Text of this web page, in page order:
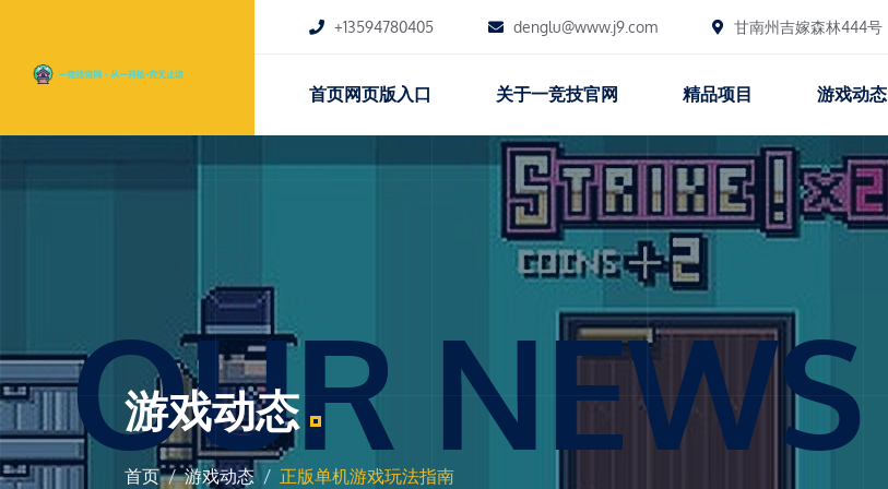
+13594780405 denglu@www.j9.com 甘南州吉嫁森林444号
首页网页版入口 关于一竞技官网 精品项目 游戏动态
OUR NEWS
游戏动态
首页 游戏动态 正版单机游戏玩法指南